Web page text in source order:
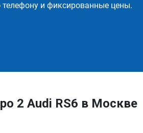
и фиксированные цены.
2 Audi RS6 в Москве